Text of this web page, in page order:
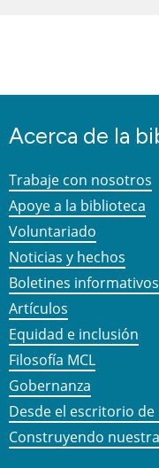
Acerca de la
Trabaje con nosotros
Apoye a la biblioteca
Voluntariado
Noticias y hechos
Boletines
Artículos
Equidad e inclusión
Filosofía MCL
Gobernanza
Desde el escritorio
Construyendo